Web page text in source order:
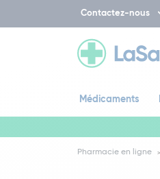
Contactez-nous
Médicaments
Pharmacie en ligne